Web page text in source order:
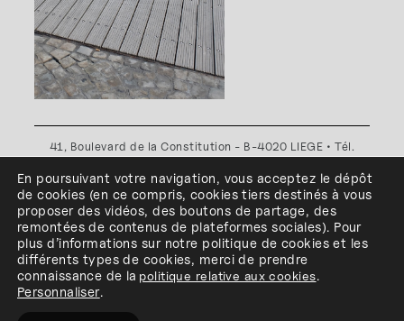
41, Boulevard de la Constitution - B-4020 LIEGE • Tél.
Plan d'accès•Politique de confidentialité•Politique de
cookies•Conditions générales
l'ESA Saint-Luc Liège est membre du
En poursuivant votre navigation, vous acceptez le dépôt
de cookies (en ce compris, cookiestiers destinés à vous
proposer des vidéos, des boutons de partage, des
remontées de contenus de plateformes sociales). Pour
plus d’informations sur notre politique de cookies et les
différents types de cookies, merci de prendre
connaissance de la politique relative aux cookies.
Personnaliser.